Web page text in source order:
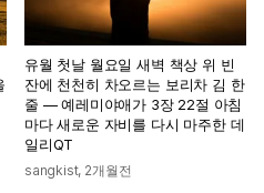
유월 첫날 월요일 새벽 책상 위 빈
잔에 천천히 차오르는 보리차 김 한
줄 — 예레미야애가 3장 22절 아침
마다 새로운 자비를 다시 마주한 데
일리QT
sangkist, 2개월전